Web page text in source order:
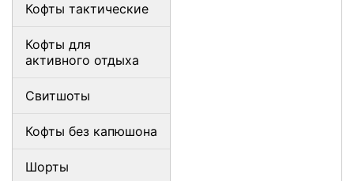
Кофты тактические
Кофты для
активного отдыха
Свитшоты
Кофты без капюшона
Шорты